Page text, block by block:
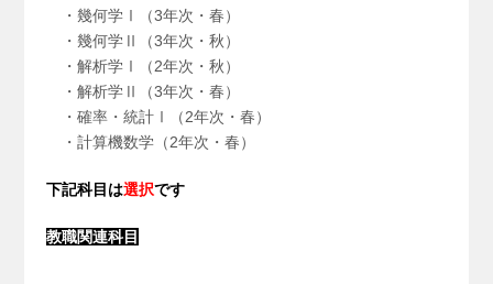
・幾何学Ⅰ（3年次・春）
・幾何学Ⅱ（3年次・秋）
・解析学Ⅰ（2年次・秋）
・解析学Ⅱ（3年次・春）
・確率・統計Ⅰ（2年次・春）
・計算機数学（2年次・春）
下記科目は選択です
教職関連科目